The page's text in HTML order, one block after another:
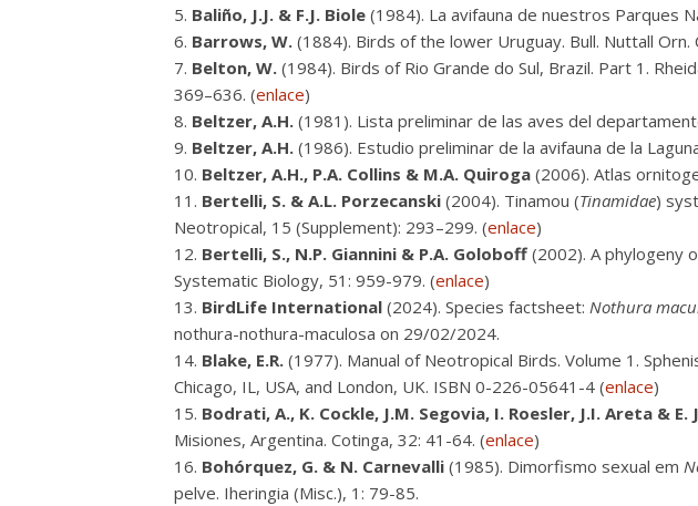
Baliño, J.J. & F.J. Biole (1984). La avifauna de nuestros Parques
Barrows, W. (1884). Birds of the lower Uruguay. Bull. Nuttall Orn.
Belton, W. (1984). Birds of Rio Grande do Sul, Brazil. Part 1.
369–636. (enlace)
Beltzer, A.H. (1981). Lista preliminar de las aves del
Beltzer, A.H. (1986). Estudio preliminar de la avifauna de la
Beltzer, A.H., P.A. Collins & M.A. Quiroga (2006). Atlas
Bertelli, S. & A.L. Porzecanski (2004). Tinamou (Tinamidae)
Neotropical, 15 (Supplement): 293–299. (enlace)
Bertelli, S., N.P. Giannini & P.A. Goloboff (2002). A phylogeny
Systematic Biology, 51: 959-979. (enlace)
BirdLife International (2024). Species factsheet: Nothura
nothura-nothura-maculosa on 29/02/2024.
Blake, E.R. (1977). Manual of Neotropical Birds. Volume 1.
Chicago, IL, USA, and London, UK. ISBN 0-226-05641-4 (enlace)
Bodrati, A., K. Cockle, J.M. Segovia, I. Roesler, J.I. Areta & E.
Misiones, Argentina. Cotinga, 32: 41-64. (enlace)
Bohórquez, G. & N. Carnevalli (1985). Dimorfismo sexual em
pelve. Iheringia (Misc.), 1: 79-85.